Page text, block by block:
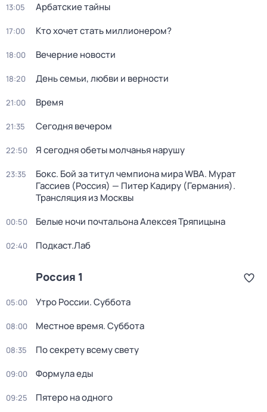
13:05 Арбатские тайны
17:00 Кто хочет стать миллионером?
18:00 Вечерние новости
18:20 День семьи, любви и верности
21:00 Время
21:35 Сегодня вечером
22:50 Я сегодня обеты молчанья нарушу
23:35
Бокс. Бой за титул чемпиона мира WBA. Мурат
Гассиев (Россия) — Питер Кадиру (Германия).
Трансляция из Москвы
00:50 Белые ночи почтальона Алексея Тряпицына
02:40 Подкаст.Лаб
Россия 1
05:00 Утро России. Суббота
08:00 Местное время. Суббота
08:35 По секрету всему свету
09:00 Формула еды
09:25 Пятеро на одного